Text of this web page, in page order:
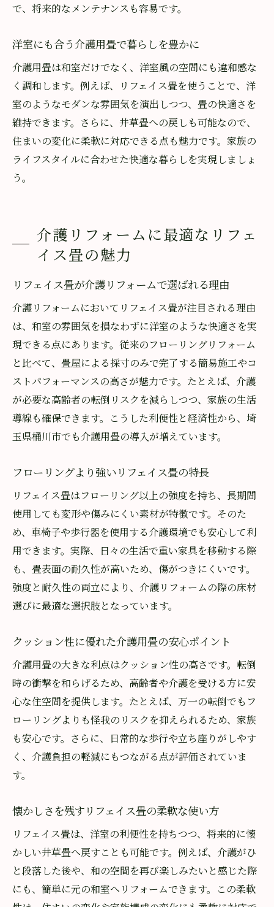
で、将来的なメンテナンスも容易です。
洋室にも合う介護用畳で暮らしを豊かに
介護用畳は和室だけでなく、洋室風の空間にも違和感な
く調和します。例えば、リフェイス畳を使うことで、洋
室のようなモダンな雰囲気を演出しつつ、畳の快適さを
維持できます。さらに、井草畳への戻しも可能なので、
住まいの変化に柔軟に対応できる点も魅力です。家族の
ライフスタイルに合わせた快適な暮らしを実現しましょ
う。
介護リフォームに最適なリフェ
イス畳の魅力
リフェイス畳が介護リフォームで選ばれる理由
介護リフォームにおいてリフェイス畳が注目される理由
は、和室の雰囲気を損なわずに洋室のような快適さを実
現できる点にあります。従来のフローリングリフォーム
と比べて、畳屋による採寸のみで完了する簡易施工やコ
ストパフォーマンスの高さが魅力です。たとえば、介護
が必要な高齢者の転倒リスクを減らしつつ、家族の生活
導線も確保できます。こうした利便性と経済性から、埼
玉県桶川市でも介護用畳の導入が増えています。
フローリングより強いリフェイス畳の特長
リフェイス畳はフローリング以上の強度を持ち、長期間
使用しても変形や傷みにくい素材が特徴です。そのた
め、車椅子や歩行器を使用する介護環境でも安心して利
用できます。実際、日々の生活で重い家具を移動する際
も、畳表面の耐久性が高いため、傷がつきにくいです。
強度と耐久性の両立により、介護リフォームの際の床材
選びに最適な選択肢となっています。
クッション性に優れた介護用畳の安心ポイント
介護用畳の大きな利点はクッション性の高さです。転倒
時の衝撃を和らげるため、高齢者や介護を受ける方に安
心な住空間を提供します。たとえば、万一の転倒でもフ
ローリングよりも怪我のリスクを抑えられるため、家族
も安心です。さらに、日常的な歩行や立ち座りがしやす
く、介護負担の軽減にもつながる点が評価されていま
す。
懐かしさを残すリフェイス畳の柔軟な使い方
リフェイス畳は、洋室の利便性を持ちつつ、将来的に懐
かしい井草畳へ戻すことも可能です。例えば、介護がひ
と段落した後や、和の空間を再び楽しみたいと感じた際
にも、簡単に元の和室へリフォームできます。この柔軟